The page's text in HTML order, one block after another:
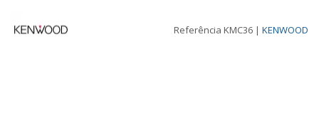
Referência KMC36 | KENWOOD